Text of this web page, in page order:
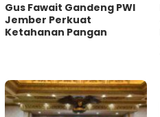
Gus Fawait Gandeng PWI
Jember Perkuat
Ketahanan Pangan